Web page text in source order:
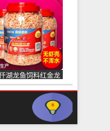
店仅售19.4元)
湖龙鱼饲料红金龙
专用鱼食银龙鱼饲
热带-虾饲料(毅邦
仅售32.9元)